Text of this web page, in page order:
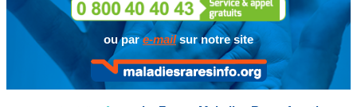
ou pare-mailsur notre site